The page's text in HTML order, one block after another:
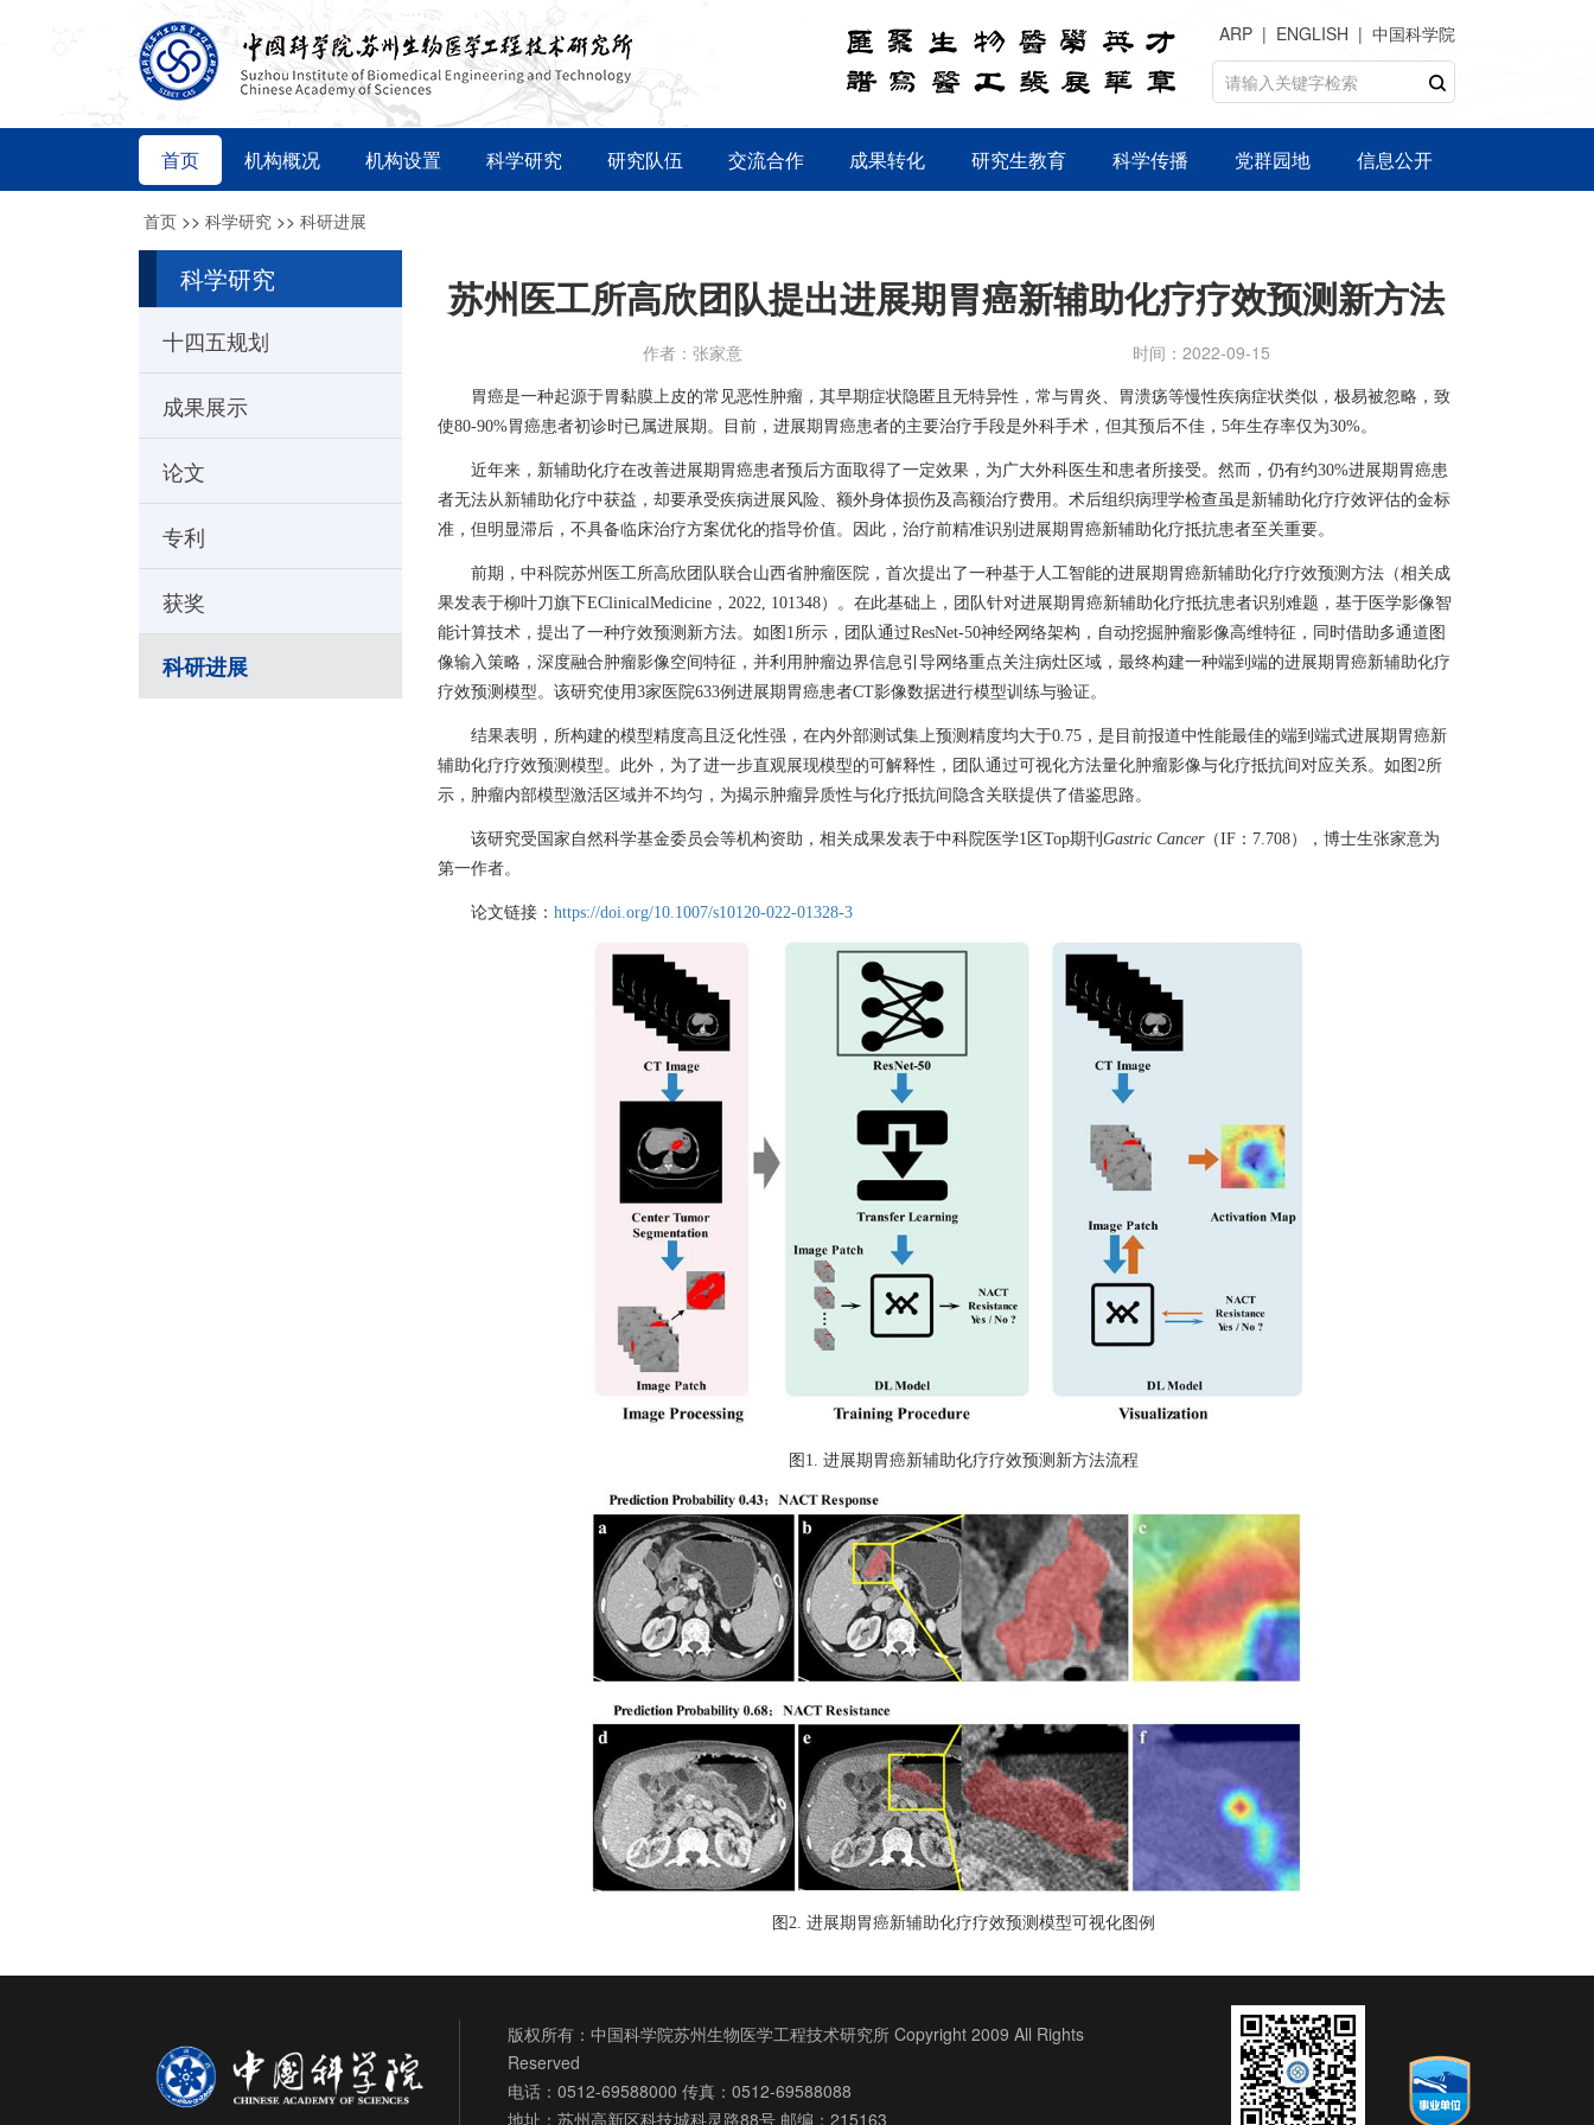
ARP ENGLISH 中国科学院
首页 机构概况 机构设置 科学研究 研究队伍 交流合作 成果转化 研究生教育 科学传播 党群园地 信息公开
首页 >> 科学研究 >> 科研进展
科学研究
十四五规划
成果展示
论文
专利
获奖
科研进展
苏州医工所高欣团队提出进展期胃癌新辅助化疗疗效预测新方法
作者：张家意 时间：2022-09-15
胃癌是一种起源于胃黏膜上皮的常见恶性肿瘤，其早期症状隐匿且无特异性，常与胃炎、胃溃疡等慢性疾病症状类似，极易被忽略，致
使80-90%胃癌患者初诊时已属进展期。目前，进展期胃癌患者的主要治疗手段是外科手术，但其预后不佳 ， 5年生存率仅为30%。
近年来 ， 新辅助化疗在改善进展期胃癌患者预后方面取得了一定效果 ， 为广大外科医生和患者所接受。 然而 ，仍有约30%进展期胃癌患
者无法从新辅助化疗中获益， 却要承受疾病进展风险、 额外身体损伤及高额治疗费用。 术后组织病理学检查虽是新辅助化疗疗效评估的金标
准 ， 但明显滞后 ，不具备临床治疗方案优化的指导价值。因此，治疗前精准识别 进展期胃癌新辅助化疗抵抗患者至关重要。
前期，中科院苏州医工所高欣团队联合山西省肿瘤医院，首次提出了一种基于人工智能的进展期胃癌新辅助化疗疗效预测方法（相关成
果发表于柳叶刀旗下EClinicalMedicine ， 2022, 101348）。在此基础上，团队针对进展期胃癌新辅助化疗抵抗患者识别难题，基于医学影像智
能计算技术，提出了一种疗效预测新方法。如图 1所示，团队通过ResNet-50神经网络架构 ，自动挖掘肿瘤影像高维特征，同时借助多通道图
像输入策略，深度融合肿瘤影像空间特征，并利用肿瘤边界信息引导网络重点关注病灶区域，最终构建一种端到端的进展期胃癌新辅助化疗
疗效预测模型。该研究使用3家医院633例进展期胃癌患者CT影像数据进行模型训练与验证。
结果表明 ， 所构建的模型精度高且泛化性强 ，在内外部测试集上预测精度均大于0.75 ，是目前报道中性能最佳的端到端式进展期胃癌新
辅助化疗疗效预测模型。此外，为了进一步直观展现模型的可解释性，团队通过可视化方法量化肿瘤影像与化疗抵抗间对应关系。如图 2所
示，肿瘤内部模型激活区域并不均匀，为揭示肿瘤异质性与化疗抵抗间隐含关联提供了借鉴思路。
该研究受国家自然科学基金委员会等机构资助，相关成果发表于中科院医学1 区Top期刊 Gastric Cancer（IF ： 7.708），博士生张家意为
第一作者。
论文链接： https://doi.org/10.1007/s10120-022-01328-3
图 1. 进展期胃癌新辅助化疗疗效预测新方法流程
图 2. 进展期胃癌新辅助化疗疗效预测模型可视化图例
版权所有：中国科学院苏州生物医学工程技术研究所 Copyright 2009 All Rights
Reserved
电话：0512-69588000 传真：0512-69588088
地址：苏州高新区科技城科灵路88号 邮编：215163